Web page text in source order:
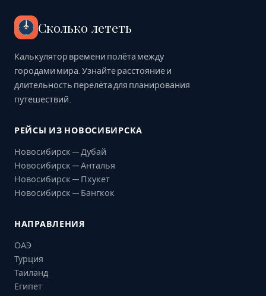
Сколько лететь
Калькулятор времени полёта между
городами мира. Узнайте расстояние и
длительность перелёта для планирования
путешествий.
РЕЙСЫ ИЗ НОВОСИБИРСКА
Новосибирск — Дубай
Новосибирск — Анталья
Новосибирск — Пхукет
Новосибирск — Бангкок
НАПРАВЛЕНИЯ
ОАЭ
Турция
Таиланд
Египет